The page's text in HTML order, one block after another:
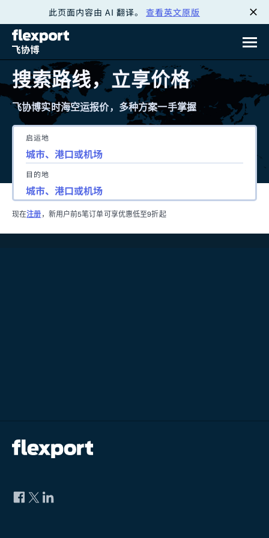
此页面内容由 AI 翻译。 查看英文原版
搜索路线，立享价格
飞协博实时海空运报价，多种方案一手掌握
启运地
目的地
现在注册 ，新用户前5笔订单可享优惠低至9折起